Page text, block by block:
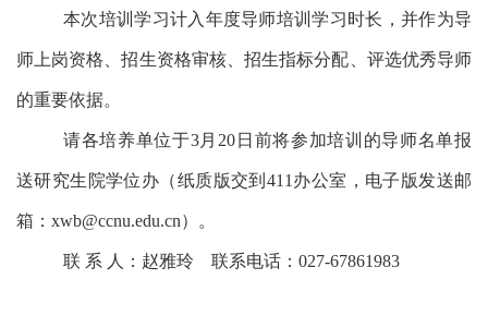
本次培训学习计入年度导师培训学习时长，并作为导
师上岗资格、招生资格审核、招生指标分配、评选优秀导师
的重要依据。
请各培养单位于3月20日前将参加培训的导师名单报
送研究生院学位办（纸质版交到411办公室，电子版发送邮
箱：xwb@ccnu.edu.cn）。
联 系 人：赵雅玲 联系电话： 027-67861983